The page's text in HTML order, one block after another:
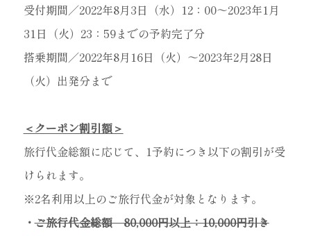
受付期間／2022年8月3日（水）12：00～2023年1月
31日（火）23：59までの予約完了分
搭乗期間／2022年8月16日（火）～2023年2月28日
（火）出発分まで
＜クーポン割引額＞
旅行代金総額に応じて、1予約につき以下の割引が受
けられます。
※2名利用以上のご旅行代金が対象となります。
・ご旅行代金総額 80,000円以上：10,000円引き